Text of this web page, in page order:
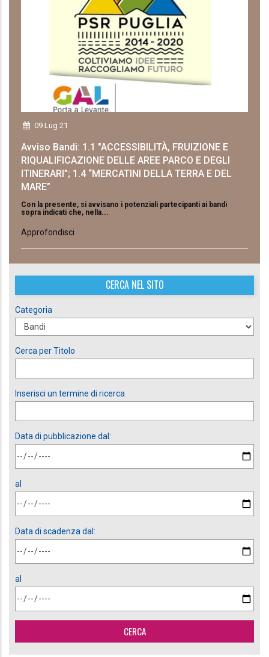
09 Lug 21
Avviso Bandi: 1.1 "ACCESSIBILITÀ, FRUIZIONE E
RIQUALIFICAZIONE DELLE AREE PARCO E DEGLI
ITINERARI”; 1.4 “MERCATINI DELLA TERRA E DEL
MARE”
Con la presente, si avvisano i potenziali partecipanti ai bandi
sopra indicati che, nella...
Approfondisci
CERCA NEL SITO
Categoria
Cerca per Titolo
Inserisci un termine di ricerca
Data di pubblicazione dal:
al
Data di scadenza dal:
al